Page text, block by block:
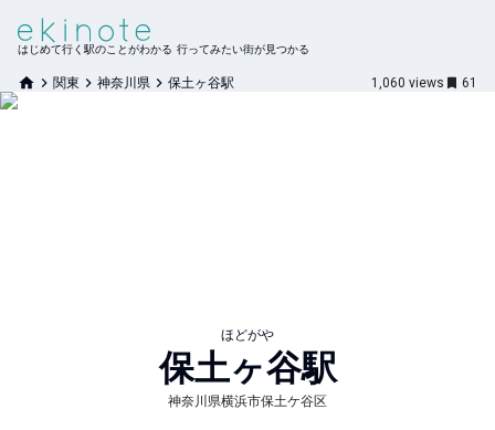
はじめて行く駅のことがわかる 行ってみたい街が見つかる
関東 神奈川県 保土ヶ谷駅 1,060 views 61
ほどがや
保土ヶ谷駅
神奈川県横浜市保土ケ谷区